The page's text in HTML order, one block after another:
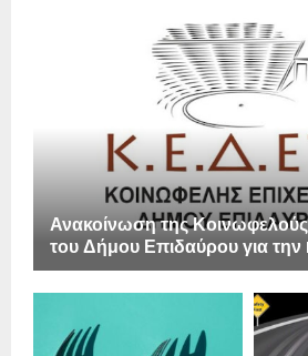
Ανακοίνωση της
του Δήμου Επιδαύρου για